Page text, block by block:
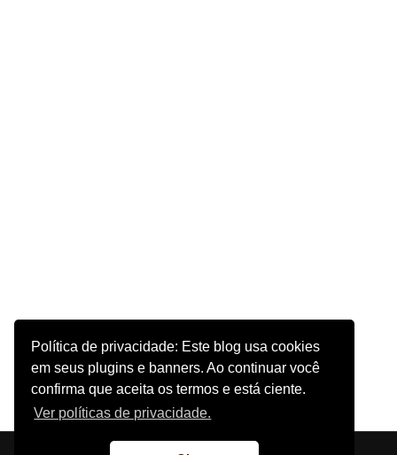
Política de privacidade: Este blog usa cookies
em seus plugins e banners. Ao continuar você
confirma que aceita os termos e está ciente.
Ver políticas de privacidade.